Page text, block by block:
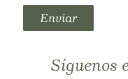
Enviar
Síguenos